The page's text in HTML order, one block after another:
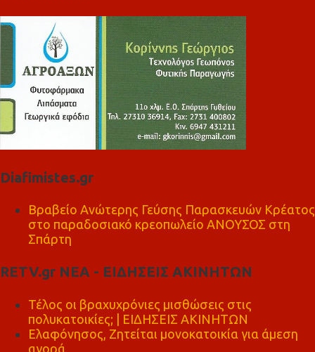
Diafimistes.gr
Βραβείο Ανώτερης Γεύσης Παρασκευών Κρέατος
στο παραδοσιακό κρεοπωλείο ΑΝΟΥΣΟΣ στη
Σπάρτη
RETV.gr ΝΕΑ - ΕΙΔΗΣΕΙΣ ΑΚΙΝΗΤΩΝ
Τέλος οι βραχυχρόνιες μισθώσεις στις
πολυκατοικίες; | ΕΙΔΗΣΕΙΣ ΑΚΙΝΗΤΩΝ
Ελαφόνησος, Ζητείται μονοκατοικία για άμεση
αγορά